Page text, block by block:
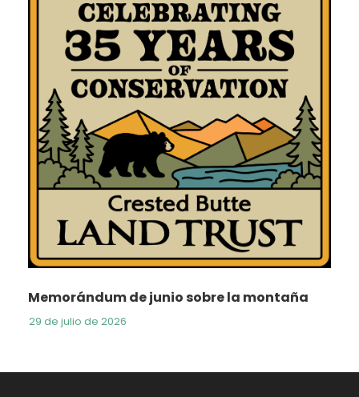
Memorándum de junio sobre la montaña
29 de julio de 2026